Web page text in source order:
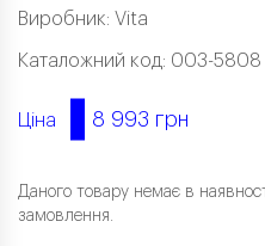
Виробник: Vita
Каталожний код: 003-5808
Ціна 8 993 грн
Даного товару немає в
замовлення.